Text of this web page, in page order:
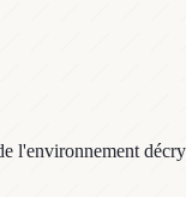
l'environnement